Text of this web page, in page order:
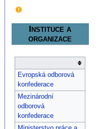
Instituce a
organizace
Evropská odborová
konfederace
Mezinárodní
odborová
konfederace